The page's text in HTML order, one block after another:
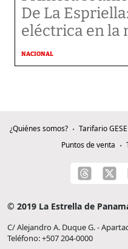
De La
eléctrica en la
NACIONAL
¿Quiénes somos? Tarifario GESE
Puntos de venta
© 2019 La Estrella de
C/ Alejandro A. Duque G. -
Teléfono: +507 204-0000